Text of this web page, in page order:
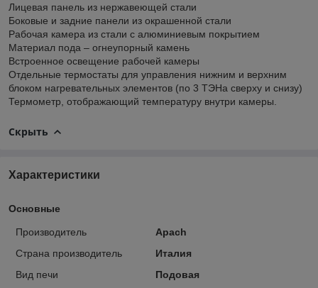
Лицевая панель из нержавеющей стали
Боковые и задние панели из окрашенной стали
Рабочая камера из стали с алюминиевым покрытием
Материал пода – огнеупорный камень
Встроенное освещение рабочей камеры
Отдельные термостаты для управления нижним и верхним
блоком нагревательных элементов (по 3 ТЭНа сверху и снизу)
Термометр, отображающий температуру внутри камеры.
Скрыть
Характеристики
Основные
Производитель
Apach
Страна производитель
Италия
Вид печи
Подовая